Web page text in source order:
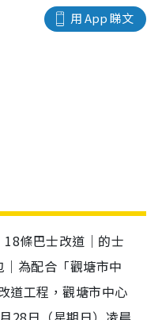
用 App 睇文
條巴士改道｜的士
為配合「觀塘市中
道工程，觀塘市中心